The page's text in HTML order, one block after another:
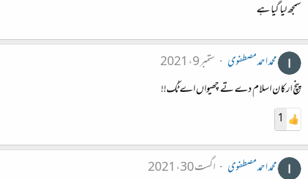
سمجھ لیا گیا ہے
محمد احمد مصطفوی
ستمبر 9، 2021
پنچ ارکان اسلام دے تے چھیواں اے ٹُک!!
1
محمد احمد مصطفوی
اگست 30، 2021